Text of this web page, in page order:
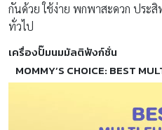
กันด้วย ใช้ง่าย พกพาสะดวก ประ
ทั่วไป
เครื่องปั๊มนมมัลติฟังก์ชั่น
MOMMY’S CHOICE: BEST